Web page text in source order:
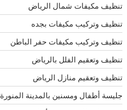
تنظيف مكيفات شمال الرياض
تنظيف وتركيب مكيفات بجده
تنظيف وتركيب مكيفات حفر الباطن
تنظيف وتعقيم الفلل بالرياض
تنظيف وتعقيم منازل الرياض
جليسة أطفال ومسنين بالمدينة المنورة